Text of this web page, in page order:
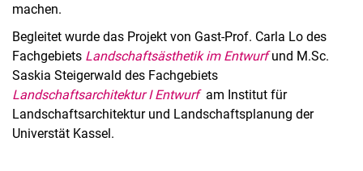
machen.
Begleitet wurde das Projekt von Gast-Prof. Carla Lo des
Fachgebiets Landschaftsästhetik im Entwurfund M.Sc.
Saskia Steigerwald des Fachgebiets
Landschaftsarchitektur I Entwurf am Institut für
Landschaftsarchitektur und Landschaftsplanung der
Universtät Kassel.